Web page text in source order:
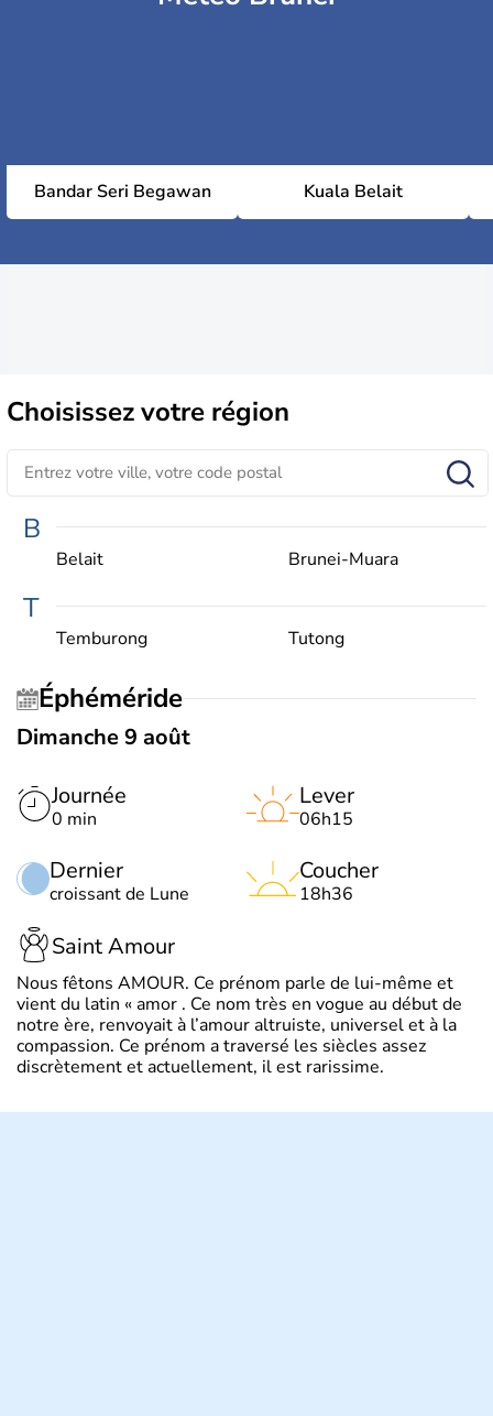
Bandar Seri Begawan Kuala Belait
Choisissezvotre région
B
Belait Brunei-Muara
T
Temburong Tutong
Éphéméride
Dimanche 9 août
Journée
0 min
Dernier
croissant de Lune
Lever
06h15
Coucher
18h36
Saint Amour
Nous fêtons AMOUR. Ce prénom parle de lui-même et
vient du latin « amor . Ce nom très en vogue au début de
notre ère, renvoyait à l’amour altruiste, universel et à la
compassion. Ce prénom a traversé les siècles assez
discrètement et actuellement, il est rarissime.